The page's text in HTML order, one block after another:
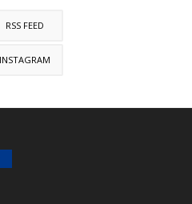
RSS FEED
INSTAGRAM